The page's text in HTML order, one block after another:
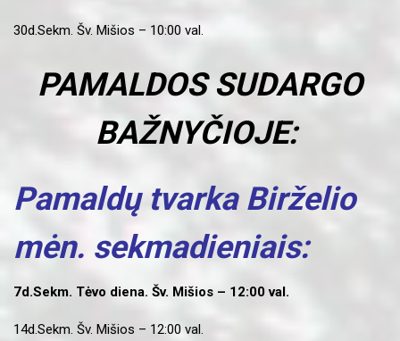
30d.Sekm. Šv. Mišios – 10:00 val.
PAMALDOS SUDARGO
BAŽNYČIOJE:
Pamaldų tvarka Birželio
mėn. sekmadieniais:
7d.Sekm. Tėvo diena. Šv. Mišios – 12:00 val.
14d.Sekm. Šv. Mišios – 12:00 val.